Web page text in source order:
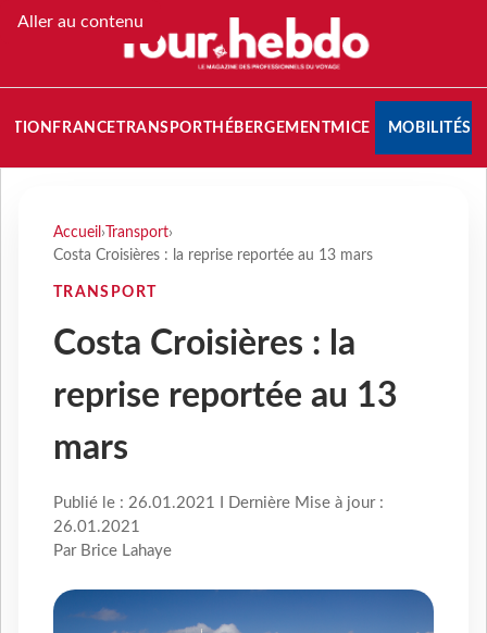
Aller au contenu
FRANCETRANSPORT HÉBERGEMENTMICE MOBILITÉS
Accueil › Transport›
Costa Croisières : la reprise reportée au 13 mars
TRANSPORT
Costa Croisières : la
reprise reportée au 13
mars
Publié le : 26.01.2021 I Dernière Mise à jour :
26.01.2021
Par Brice Lahaye